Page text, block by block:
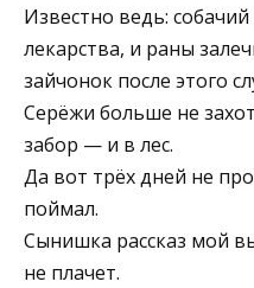
Известно ведь:
лекарства, и раны
зайчонок после этого
Серёжи больше не
забор — и в лес.
Да вот трёх дней не
поймал.
Сынишка рассказ мой
не плачет.